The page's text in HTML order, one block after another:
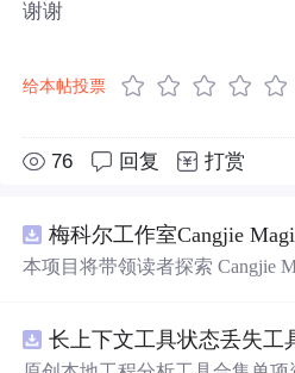
谢谢
给本帖投票
76 回复 打赏
梅科尔工作室Cangjie
本项目将带领读者探索 Cangjie